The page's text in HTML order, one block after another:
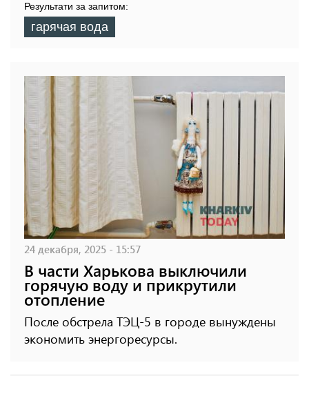
Результати за запитом:
гарячая вода
24 декабря, 2025 - 15:57
В части Харькова выключили
горячую воду и прикрутили
отопление
После обстрела ТЭЦ-5 в городе вынуждены
экономить энергоресурсы.